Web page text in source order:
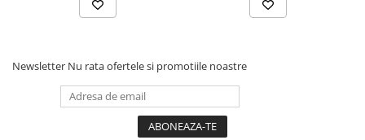
sau a oxidării. Spuma albastră este recomandată
Toate pad-urile sunt disponibile în mărimile 3", 5" și
Newsletter Nu rata ofertele si promotiile noastre